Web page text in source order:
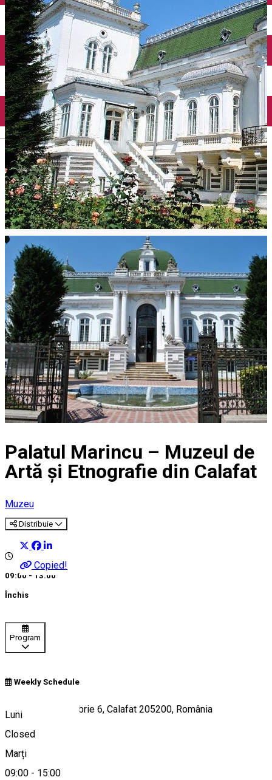
English
Închirieri auto
Închirieri biciclete
Taxi
Încărcare vehicule electrice
Palatul Marincu – Muzeul de
Artă și Etnografie din Calafat
Muzeu
Distribuie
Copied!
09:00 - 13:00
Închis
Program
Weekly Schedule
Luni
Closed
Marți
09:00 - 15:00
Strada 22 Decembrie 6, Calafat 205200, România
Hartă